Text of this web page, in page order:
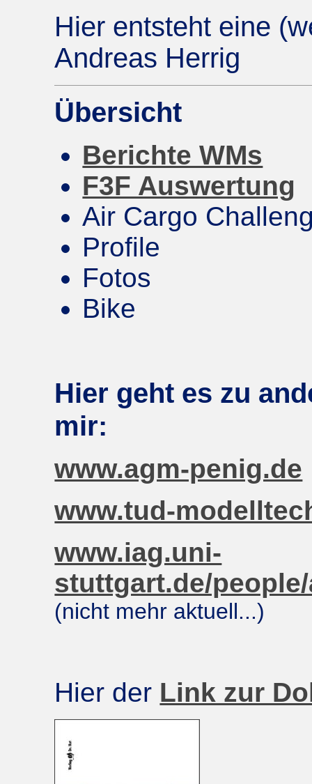
Hier entsteht eine
Andreas Herrig
Übersicht
Berichte WMs
F3F Auswertung
Air Cargo
Profile
Fotos
Bike
Hier geht es zu
mir:
www.agm-penig.de
www.tud-
www.iag.uni-
stuttgart.de/
(nicht mehr aktuell...)
Hier der Link zur